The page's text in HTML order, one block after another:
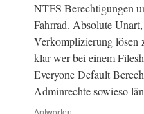
NTFS Berechtigungen
Fahrrad. Absolute
Verkomplizierung lösen
klar wer bei einem
Everyone Default
Adminrechte sowieso